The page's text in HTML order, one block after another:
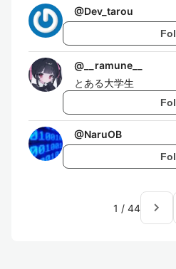
@Dev_tarou
@ __ramune__
とある大学生
@NaruOB
1 / 44 navigate_next